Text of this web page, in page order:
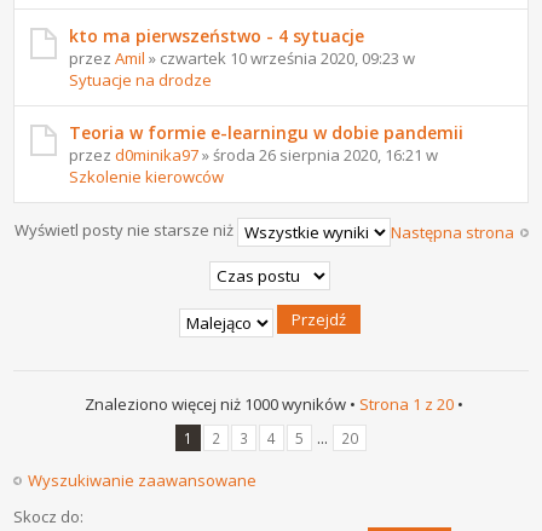
kto ma pierwszeństwo - 4 sytuacje
przezAmil » czwartek 10 września 2020, 09:23 w
Sytuacje na drodze
Teoria w formie e-learningu w dobie pandemii
przezd0minika97» środa 26 sierpnia 2020, 16:21 w
Szkolenie kierowców
Następna strona
Wyświetl posty nie starsze niż
Znaleziono więcej niż 1000 wyników • Strona 1 z 20 •
1 2 3 4 5 ... 20
Wyszukiwanie zaawansowane
Skocz do: